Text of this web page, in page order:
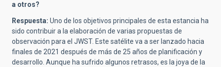
a otros?
Respuesta: Uno de los objetivos principales de esta estancia ha
sido contribuir a la elaboración de varias propuestas de
observación para el JWST. Este satélite va a ser lanzado hacia
finales de 2021 después de más de 25 años de planificación y
desarrollo. Aunque ha sufrido algunos retrasos, es la joya de la